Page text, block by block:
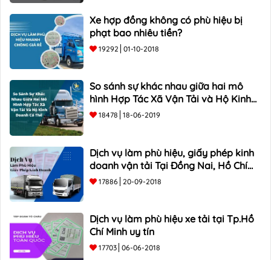
hồ sơ gốc xe ô tôBình
Địnhuy tín.
Xe hợp đồng không có phù hiệu bị
phạt bao nhiêu tiền?
19292 01-10-2018
So sánh sự khác nhau giữa hai mô
hình Hợp Tác Xã Vận Tải và Hộ Kinh
Doanh Cá Thể
18478 18-06-2019
Dịch vụ làm phù hiệu, giấy phép kinh
doanh vận tải Tại Đồng Nai, Hồ Chí
Minh
17886 20-09-2018
Dịch vụ làm phù hiệu xe tải tại Tp.Hồ
Chí Minh uy tín
17703 06-06-2018